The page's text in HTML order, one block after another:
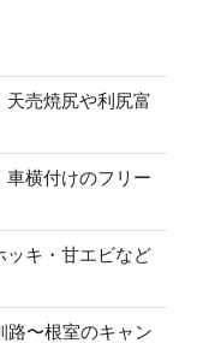
天売焼尻や利尻富
横付けのフリー
ッキ・甘エビなど
路〜根室のキャン